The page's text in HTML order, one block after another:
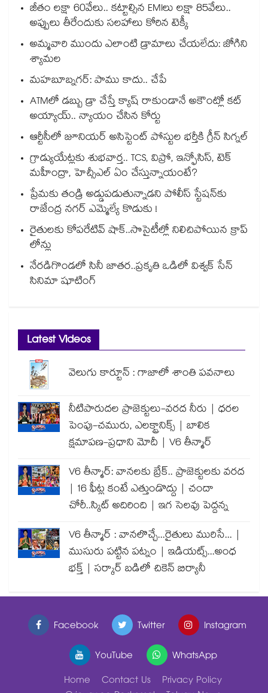
జీతం లక్షా 60వేలు.. కట్టాల్సిన EMIలు లక్షా 85వేలు..
అప్పులు తీరేందుకు సలహాలు కోరిన టెక్కీ
అమ్మవారి ముందు ఎలాంటి డ్రామాలు చేయలేదు: జోగిని
శ్యామల
మహబూబ్నగర్: పాము కాదు.. చేపే
ATMలో డబ్బు డ్రా చేస్తే క్యాష్ రాకుండానే అకౌంట్లో కట్
అయ్యాయ్.. న్యాయం చేసిన కోర్టు
ఆర్టీసీలో జూనియర్ అసిస్టెంట్‌‌ పోస్టుల భర్తీకి గ్రీన్‌‌ సిగ్నల్
గ్రాడ్యుయేట్లకు శుభవార్త.. TCS, విప్రో, ఇన్ఫోసిస్, టెక్
మహీంద్రా, హెచ్సీఎల్ ఏం చేస్తున్నాయంటే?
ప్రేమకు తండ్రి అడ్డుపడుతున్నాడని పోలీస్ స్టేషన్⁪కు
రాజేంద్ర నగర్ ఎమ్మెల్యే కొడుకు !
రైతులకు కోపరేటివ్ షాక్..సొసైటీల్లో నిలిచిపోయిన క్రాప్
లోన్లు
నేరడిగొండలో సినీ జాతర..ప్రకృతి ఒడిలో విశ్వక్ సేన్
సినిమా షూటింగ్
Latest Videos
వెలుగు కార్టూన్ : గాజాలో శాంతి పవనాలు
నీటిపారుదల ప్రాజెక్టులు-వరద నీరు | ధరల
పెంపు-చమురు, ఎలక్ట్రానిక్స్ | బాలిక
క్షమాపణ-ప్రధాని మోదీ | V6 తీన్మార్
V6 తీన్మార్: వానలకు బ్రేక్.. ప్రాజెక్టులకు వరద
| 16 ఫీట్ల కంటే ఎత్తుండొద్దు | చందా
చోరీ..స్కిట్ అదిరింది | ఇగ సెలవు పెద్దన్న
V6 తీన్మార్ : వానలొచ్చే...రైతులు మురిసే... |
ముసురు పట్టిన పట్నం | ఇడియట్స్...అంధ
భక్త్ | సర్కార్ బడిలో చికెన్ బిర్యానీ
Facebook Twitter
Instagram
YouTube
WhatsApp
Home
Contact Us
Privacy Policy